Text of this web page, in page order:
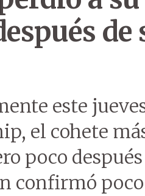
de
este
el cohete
poco después
confirmó poco